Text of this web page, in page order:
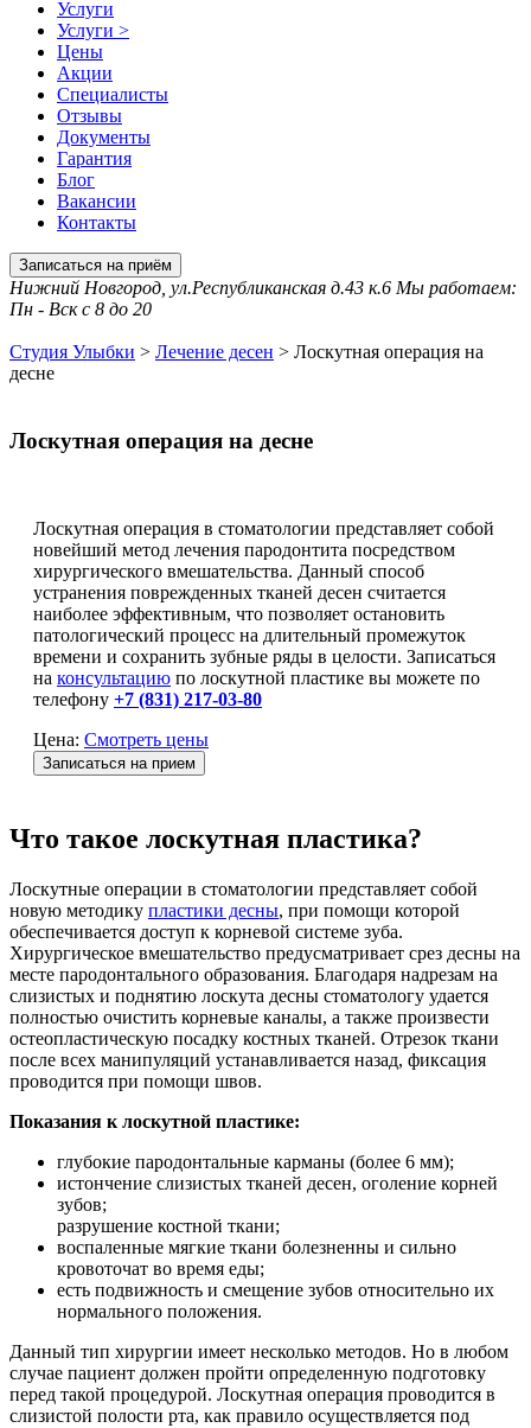
Услуги
Услуги >
Цены
Акции
Специалисты
Отзывы
Документы
Гарантия
Блог
Вакансии
Контакты
Записаться на приём
Нижний Новгород, ул.Республиканская д.43 к.6 Мы работаем:
Пн - Вск с 8 до 20
Студия Улыбки > Лечение десен > Лоскутная операция на
десне
Лоскутная операция на десне
Лоскутная операция в стоматологии представляет собой
новейший метод лечения пародонтита посредством
хирургического вмешательства. Данный способ
устранения поврежденных тканей десен считается
наиболее эффективным, что позволяет остановить
патологический процесс на длительный промежуток
времени и сохранить зубные ряды в целости. Записаться
на консультацию по лоскутной пластике вы можете по
телефону +7 (831) 217-03-80
Цена: Смотреть цены
Записаться на прием
Что такое лоскутная пластика?
Лоскутные операции в стоматологии представляет собой
новую методику пластики десны, при помощи которой
обеспечивается доступ к корневой системе зуба.
Хирургическое вмешательство предусматривает срез десны на
месте пародонтального образования. Благодаря надрезам на
слизистых и поднятию лоскута десны стоматологу удается
полностью очистить корневые каналы, а также произвести
остеопластическую посадку костных тканей. Отрезок ткани
после всех манипуляций устанавливается назад, фиксация
проводится при помощи швов.
Показания к лоскутной пластике:
глубокие пародонтальные карманы (более 6 мм);
истончение слизистых тканей десен, оголение корней
зубов;
разрушение костной ткани;
воспаленные мягкие ткани болезненны и сильно
кровоточат во время еды;
есть подвижность и смещение зубов относительно их
нормального положения.
Данный тип хирургии имеет несколько методов. Но в любом
случае пациент должен пройти определенную подготовку
перед такой процедурой. Лоскутная операция проводится в
слизистой полости рта, как правило осуществляется под